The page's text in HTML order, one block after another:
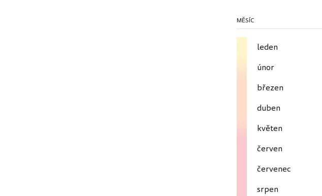
MĚSÍC
leden
únor
březen
duben
květen
červen
červenec
srpen